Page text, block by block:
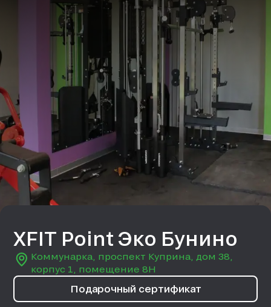
XFIT Point Эко Бунино
Коммунарка, проспект Куприна, дом 38,
корпус 1, помещение 8Н
Подарочный сертификат